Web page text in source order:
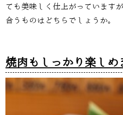
ても美味しく仕上がっています
合うものはどちらでしょうか。
焼肉もしっかり楽しめ